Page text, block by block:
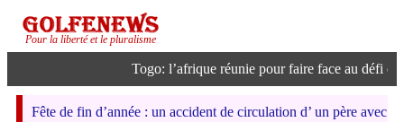
Pour la liberté et le pluralisme
Togo: l’afrique réunie pour faire face au défi
Fête de fin d’année : un accident de circulation d’ un père avec